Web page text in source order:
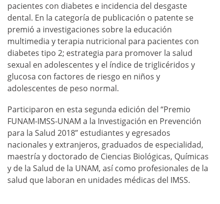
pacientes con diabetes e incidencia del desgaste
dental. En la categoría de publicación o patente se
premió a investigaciones sobre la educación
multimedia y terapia nutricional para pacientes con
diabetes tipo 2; estrategia para promover la salud
sexual en adolescentes y el índice de triglicéridos y
glucosa con factores de riesgo en niños y
adolescentes de peso normal.
Participaron en esta segunda edición del “Premio
FUNAM-IMSS-UNAM a la Investigación en Prevención
para la Salud 2018” estudiantes y egresados
nacionales y extranjeros, graduados de especialidad,
maestría y doctorado de Ciencias Biológicas, Químicas
y de la Salud de la UNAM, así como profesionales de la
salud que laboran en unidades médicas del IMSS.